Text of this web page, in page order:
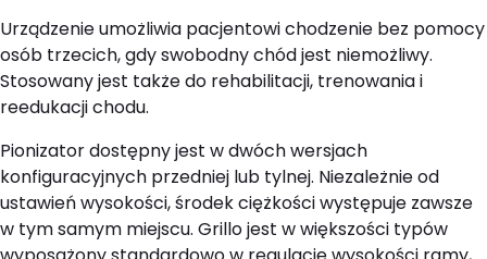
Urządzenie umożliwia pacjentowi chodzenie bez pomocy
osób trzecich, gdy swobodny chód jest niemożliwy.
Stosowany jest także do rehabilitacji, trenowania i
reedukacji chodu.
Pionizator dostępny jest w dwóch wersjach
konfiguracyjnych przedniej lub tylnej. Niezależnie od
ustawień wysokości, środek ciężkości występuje zawsze
w tym samym miejscu. Grillo jest w większości typów